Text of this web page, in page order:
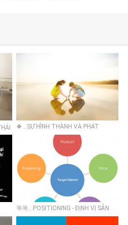
🍀...SỰ HÌNH THÀNH VÀ PHÁT
TRIỂN TÌNH YÊU QUA CÁC GIAI
🎯🎯…POSITIONING - ĐỊNH VỊ SẢN
PHẨM